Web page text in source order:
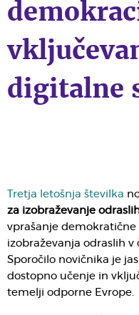
digitalne
Tretja letošnja številka
za izobraževanje
vprašanje
izobraževanja odraslih
Sporočilo novičnika je
dostopno učenje in
temelji odporne Evrope.